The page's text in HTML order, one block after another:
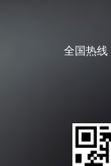
全国热线